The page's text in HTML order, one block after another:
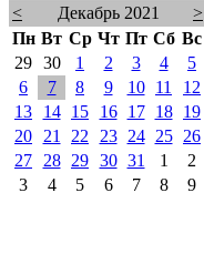
< Декабрь 2021
>
Пн Вт Ср Чт Пт Сб Вс
29 30 1 2 3 4
5
6
7 8 9 10 11
12
13
14 15 16 17 18
19
20
21 22 23 24 25
26
27
28 29 30 31 1
2
3
4 5 6 7 8 9